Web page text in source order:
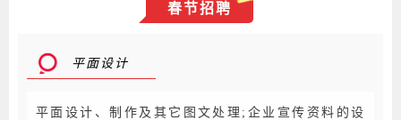
春节招聘
平面设计
平面设计、制作及其它图文处理;企业宣传资料的设